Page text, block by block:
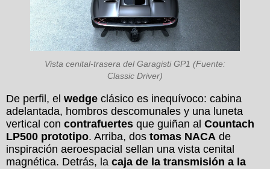
Vista cenital-trasera del Garagisti GP1 (Fuente:
Classic Driver)
De perfil, el wedge clásico es inequívoco: cabina
adelantada, hombros descomunales y una luneta
vertical con contrafuertes que guiñan al Countach
LP500 prototipo. Arriba, dos tomas NACA de
inspiración aeroespacial sellan una vista cenital
magnética. Detrás, la caja de la transmisión a la